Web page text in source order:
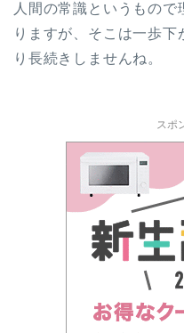
人間の常識というもの
りますが、そこは一歩
り長続きしませんね。
スポ